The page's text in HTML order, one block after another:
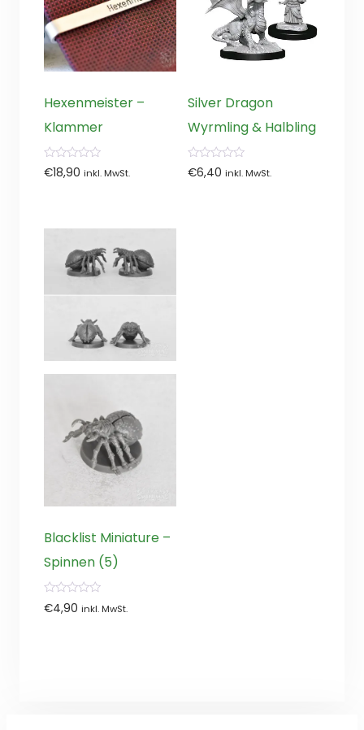
Hexenmeister –
Klammer
0
von
€18,90 inkl. MwSt.
Silver Dragon
Wyrmling & Halbling
0
von
€6,40 inkl. MwSt.
Blacklist Miniature –
Spinnen (5)
0
von
€4,90 inkl. MwSt.